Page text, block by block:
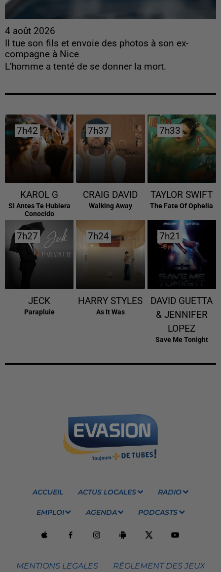
4 août 2026
Il tue son fils et envoie des photos à son ex-
compagne à Nice
L'homme a tenté de se donner la mort.
7h42
7h42
KAROL G
Si Antes Te Hubiera
Conocido
7h37
7h37
CRAIG DAVID
Walking Away
7h33
7h33
TAYLOR SWIFT
The Fate Of Ophelia
7h27
7h27
JECK
Parapluie
7h24
7h24
HARRY STYLES
As It Was
7h21
7h21
DAVID GUETTA
& JENNIFER
LOPEZ
Save Me Tonight
ACCUEIL ACTUS LOCALES RADIO
EMPLOI AGENDA PODCASTS
MENTIONS LEGALES RÈGLEMENT DES JEUX